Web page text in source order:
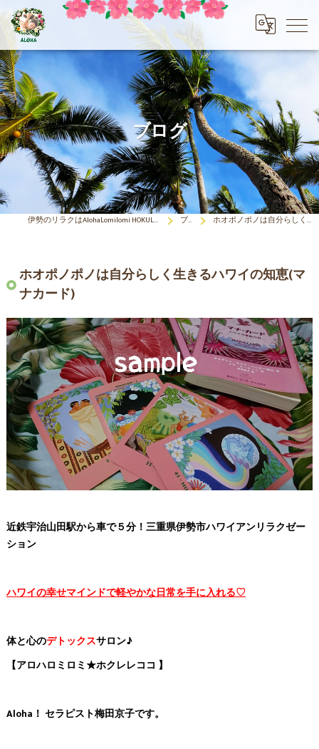
ブログ
伊勢のリラクはAlohaLomilomi HOKULELEcoco(アロハロミロミ ホクレレココ)☆彡 ブログ ホオポノポノは自分らしく生きるハワイの知恵(マナカード)
ホオポノポノは自分らしく生きるハワイの知恵(マ
ナカード)
近鉄宇治山田駅から車で５分！三重県伊勢市ハワイアンリラクゼー
ション
ハワイの幸せマインドで軽やかな日常を手に入れる♡
体と心のデトックスサロン♪
【アロハロミロミ★ホクレレココ 】
Aloha！ セラピスト梅田京子です。